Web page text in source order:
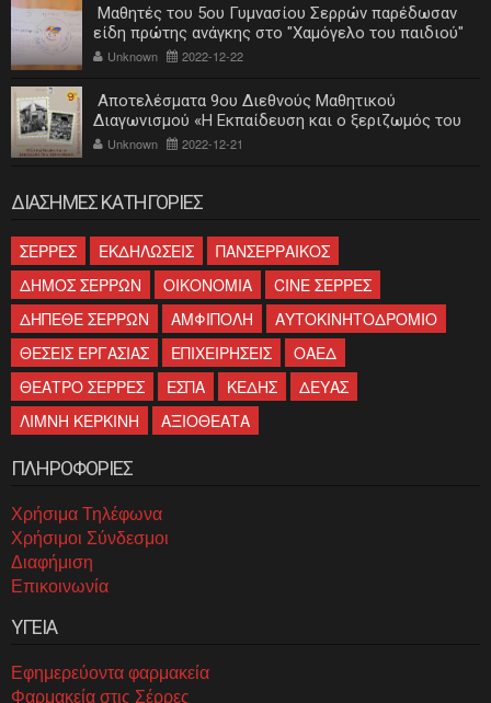
Μαθητές του 5ου Γυμνασίου Σερρών παρέδωσαν
είδη πρώτης ανάγκης στο "Χαμόγελο του παιδιού"
Unknown 2022-12-22
Αποτελέσματα 9ου Διεθνούς Μαθητικού
Διαγωνισμού «Η Εκπαίδευση και ο ξεριζωμός του
ελληνισμού»
Unknown 2022-12-21
ΔΙΑΣΗΜΕΣ ΚΑΤΗΓΟΡΙΕΣ
ΣΕΡΡΕΣ ΕΚΔΗΛΩΣΕΙΣ
ΠΑΝΣΕΡΡΑΙΚΟΣ
ΔΗΜΟΣ ΣΕΡΡΩΝ
ΟΙΚΟΝΟΜΙΑ
CINE ΣΕΡΡΕΣ
ΔΗΠΕΘΕ ΣΕΡΡΩΝ
ΑΜΦΙΠΟΛΗ
ΑΥΤΟΚΙΝΗΤΟΔΡΟΜΙΟ
ΘΕΣΕΙΣ ΕΡΓΑΣΙΑΣ
ΕΠΙΧΕΙΡΗΣΕΙΣ
ΟΑΕΔ
ΘΕΑΤΡΟ ΣΕΡΡΕΣ
ΕΣΠΑ ΚΕΔΗΣ
ΔΕΥΑΣ
ΛΙΜΝΗ ΚΕΡΚΙΝΗ
ΑΞΙΟΘΕΑΤΑ
ΠΛΗΡΟΦΟΡΙΕΣ
Χρήσιμα Τηλέφωνα
Χρήσιμοι Σύνδεσμοι
Διαφήμιση
Επικοινωνία
ΥΓΕΙΑ
Εφημερεύοντα φαρμακεία
Φαρμακεία στις Σέρρες